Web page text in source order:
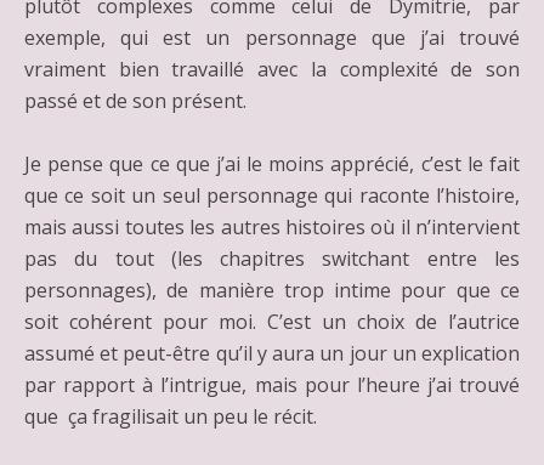
plutôt complexes comme celui de Dymitrie, par
exemple, qui est un personnage que j’ai trouvé
vraiment bien travaillé avec la complexité de son
passé et de son présent.
Je pense que ce que j’ai le moins apprécié, c’est le fait
que ce soit un seul personnage qui raconte l’histoire,
mais aussi toutes les autres histoires où il n’intervient
pas du tout (les chapitres switchant entre les
personnages), de manière trop intime pour que ce
soit cohérent pour moi. C’est un choix de l’autrice
assumé et peut-être qu’il y aura un jour un explication
par rapport à l’intrigue, mais pour l’heure j’ai trouvé
que ça fragilisait un peu le récit.